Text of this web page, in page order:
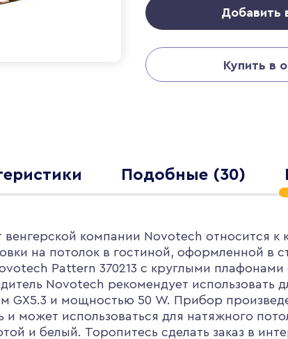
Добавить
Купить в
Подобные (30)
венгерской компании Novotech относится к
на потолок в гостиной, оформленной в
Pattern 370213 с круглыми
Novotech рекомендует использовать
GX5.3 и мощностью 50 W. Прибор
и может использоваться для натяжного
и белый. Торопитесь сделать заказ в